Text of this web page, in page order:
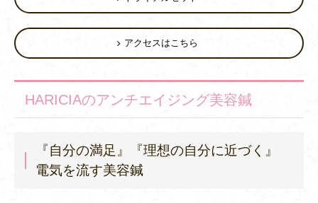
アクセスはこちら
HARICIAのアンチエイジング美容鍼
『自分の満足』『理想の自分に近づく』
電気を流す美容鍼